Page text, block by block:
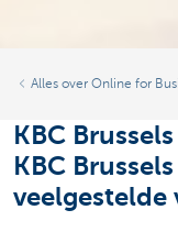
Alles over Online for
KBC
KBC
veelgestelde